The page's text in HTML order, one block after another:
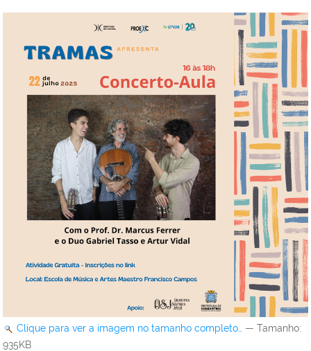
Clique para ver a imagem no tamanho completo… — Tamanho:
935KB